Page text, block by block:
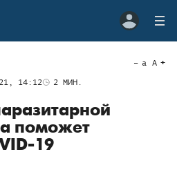
14:12 2 МИН.
a A
поможет
19